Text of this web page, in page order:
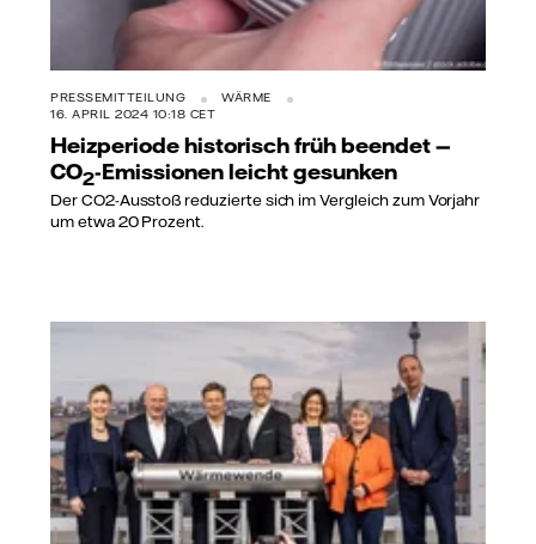
PRESSEMITTEILUNG
WÄRME
16. APRIL 2024 10:18 CET
Heizperiode historisch früh beendet —
CO2-Emissionen leicht gesunken
Der CO2-Ausstoß reduzierte sich im Vergleich zum Vorjahr
um etwa 20 Prozent.